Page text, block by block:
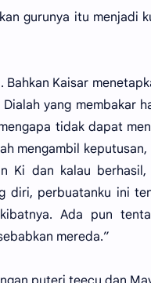
gurunya itu menjadi
Kaisar
yang membakar
tidak dapat
mengambil
Ki dan kalau
diri, perbuatanku ini
Ada pun
mereda.”